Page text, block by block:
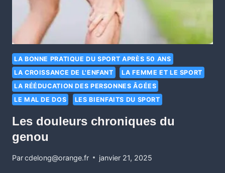
LA BONNE PRATIQUE DU SPORT APRÈS 50 ANS
LA CROISSANCE DE L'ENFANT
LA FEMME ET LE SPORT
LA RÉÉDUCATION DES PERSONNES ÂGÉES
LE MAL DE DOS
LES BIENFAITS DU SPORT
Les douleurs chroniques du
genou
Parcdelong@orange.fr janvier 21, 2025